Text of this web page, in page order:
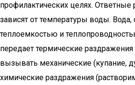
профилактических целях. Ответные
зависят от температуры воды.
теплоемкостью и
передает термические
вызывать механические (купание,
химические раздражения